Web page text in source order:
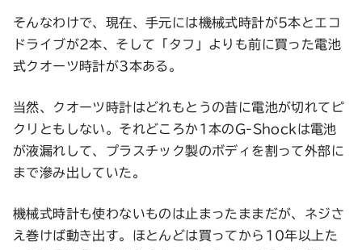
そんなわけで、現在、手元には機械式時計が5本とエコ
ドライブが2本、そして「タフ」よりも前に買った電池
式クオーツ時計が3本ある。
当然、クオーツ時計はどれもとうの昔に電池が切れてピ
クリともしない。それどころか1本のG-Shockは電池
が液漏れして、プラスチック製のボディを割って外部に
まで滲み出していた。
機械式時計も使わないものは止まったままだが、ネジさ
え巻けば動き出す。ほとんどは買ってから10年以上た